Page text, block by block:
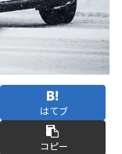
はてブ
コピー